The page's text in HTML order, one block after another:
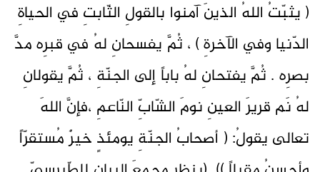
( يثبّتُ اللهُ الذينَ آمنوا بالقولِ الثّابتِ في الحياةِ
الدّنيا وفي الآخرةِ ) ، ثُمَّ يفسحانِ لهُ في قبرِه مدَّ
بصرِه . ثُمَّ يفتحانِ لهُ باباً إلى الجنّةِ ، ثُمَّ يقولانِ
لهُ نَم قريرَ العينِ نومَ الشّابِّ النّاعمِ ،فإنَّ اللهَ
تعالى يقولُ: ( أصحابُ الجنّةِ يومئذٍ خيرٌ مُستقرّاً